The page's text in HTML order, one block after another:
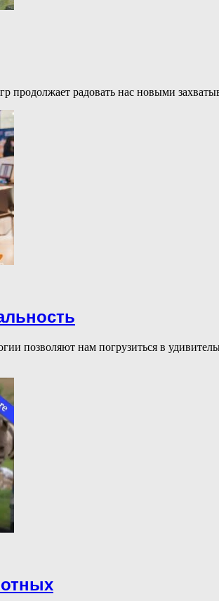
продолжает радовать нас новыми
позволяют нам погрузиться в